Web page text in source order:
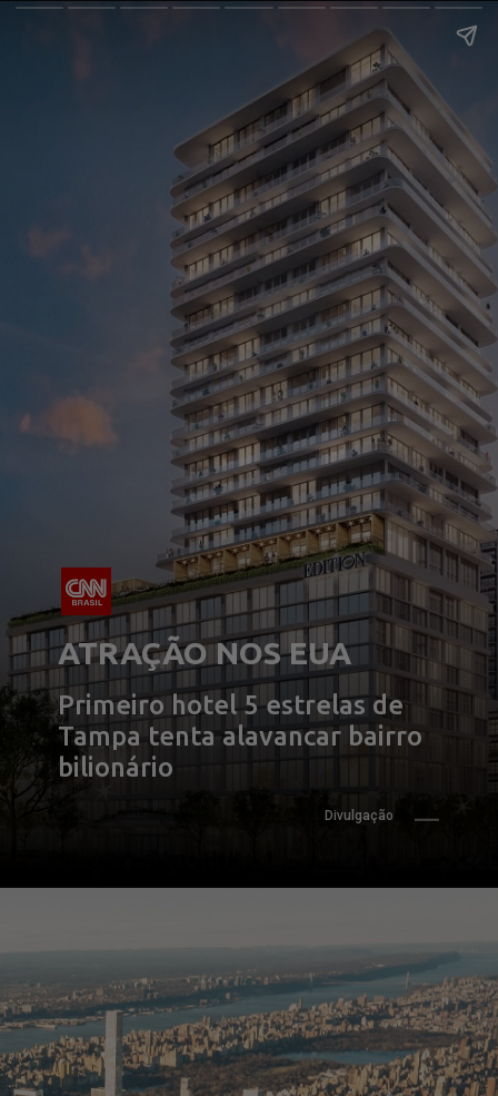
ATRAÇÃO NOS EUA
Primeiro hotel 5 estrelas de
Tampa tenta alavancar bairro
bilionário
Divulgação